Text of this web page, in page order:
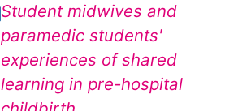
Student midwives and
paramedic students'
experiences of shared
learning in pre-hospital